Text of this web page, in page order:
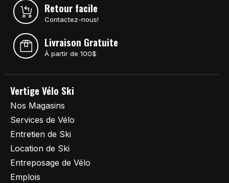
Retour facile
Contactez-nous!
Livraison Gratuite
À partir de 100$
Vertige Vélo Ski
Nos Magasins
Services de Vélo
Entretien de Ski
Location de Ski
Entreposage de Vélo
Emplois